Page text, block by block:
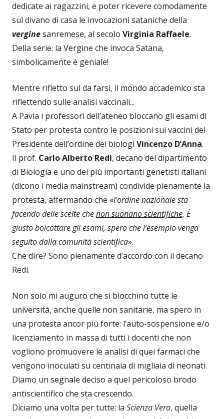
dedicate ai ragazzini, e poter ricevere comodamente
sul divano di casa le invocazioni sataniche della
verginesanremese, al secolo Virginia Raffaele.
Della serie: la Vergine che invoca Satana,
simbolicamente è geniale!
Mentre rifletto sul da farsi, il mondo accademico sta
riflettendo sulle analisi vaccinali...
A Pavia i professori dell’ateneo bloccano gli esami di
Stato per protesta contro le posizioni sui vaccini del
Presidente dell’ordine dei biologi Vincenzo D’Anna.
Il prof. Carlo Alberto Redi, decano del dipartimento
di Biologia e uno dei più importanti genetisti italiani
(dicono i media mainstream) condivide pienamente la
protesta, affermando che «l’ordine nazionale sta
facendo delle scelte chenon suonano scientifiche. È
giusto boicottare gli esami, spero che l’esempio venga
seguito dalla comunità scientifica».
Che dire? Sono pienamente d’accordo con il decano
Redi.
Non solo mi auguro che si blocchino tutte le
università, anche quelle non sanitarie, ma spero in
una protesta ancor più forte: l’auto-sospensione e/o
licenziamento in massa di tutti i docenti che non
vogliono promuovere le analisi di quei farmaci che
vengono inoculati su centinaia di migliaia di neonati.
Diamo un segnale deciso a quel pericoloso brodo
antiscientifico che sta crescendo.
Diciamo una volta per tutte: la Scienza Vera, quella